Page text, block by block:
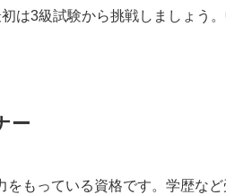
は3級試験から挑戦しましょう
ー
もっている資格です。学歴など